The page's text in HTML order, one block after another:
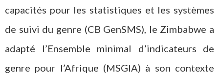
capacités pour les statistiques et les systèmes
de suivi du genre (CB GenSMS), le Zimbabwe a
adapté l’Ensemble minimal d’indicateurs de
genre pour l’Afrique (MSGIA) à son contexte